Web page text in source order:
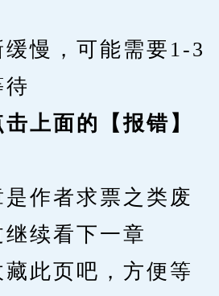
慢，可能需要1-3
待
上面的【报错】
作者求票之类废
续看下一章
此页吧，方便等